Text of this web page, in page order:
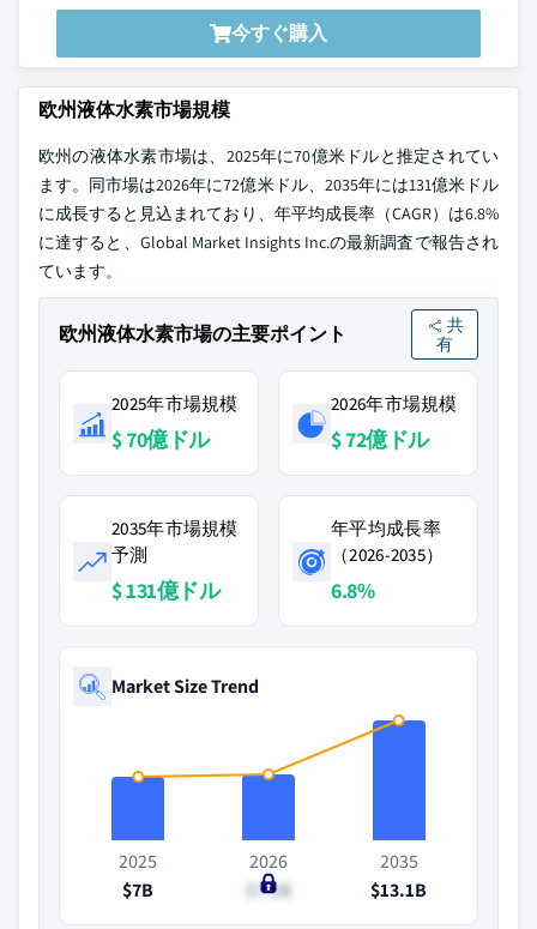
今すぐ購入
欧州液体水素市場規模
欧州の液体水素市場は、2025年に70億米ドルと推定されてい
ます。同市場は2026年に72億米ドル、2035年には131億米ドル
に成長すると見込まれており、年平均成長率（CAGR）は6.8%
に達すると、Global Market Insights Inc.の最新調査で報告され
ています。
欧州液体水素市場の主要ポイント
共
有
2025年市場規模
$ 70億ドル
2026年市場規模
$ 72億ドル
2035年市場規模
予測
$ 131億ドル
年平均成長率
（2026-2035）
6.8%
Market Size Trend
2025
$7B
2026
$7.2B
2035
$13.1B